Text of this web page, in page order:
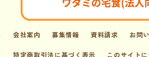
会社案内 募集情報 資料請求 お問
特定商取引法に基づく表示 このサイト